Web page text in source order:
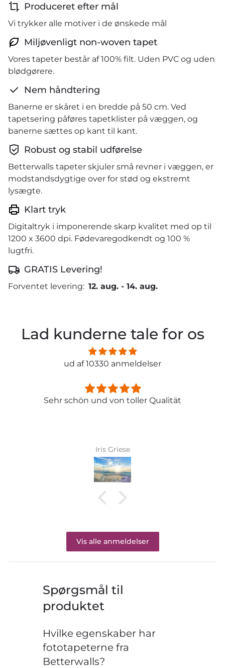
Produceret efter mål
Vi trykker alle motiver i de ønskede mål
Miljøvenligt non-woven tapet
Vores tapeter består af 100% filt. Uden PVC og uden
blødgørere.
Nem håndtering
Banerne er skåret i en bredde på 50 cm. Ved
tapetsering påføres tapetklister på væggen, og
banerne sættes op kant til kant.
Robust og stabil udførelse
Betterwalls tapeter skjuler små revner i væggen, er
modstandsdygtige over for stød og ekstremt
lysægte.
Klart tryk
Digitaltryk i imponerende skarp kvalitet med op til
1200 x 3600 dpi. Fødevaregodkendt og 100 %
lugtfri.
GRATIS Levering!
Forventet levering: 12. aug. - 14. aug.
Lad kunderne tale for os
ud af 10330 anmeldelser
Sehr schön und von toller Qualität
Iris Griese
Vis alle anmeldelser
Spørgsmål til
produktet
Hvilke egenskaber har
fototapeterne fra
Betterwalls?